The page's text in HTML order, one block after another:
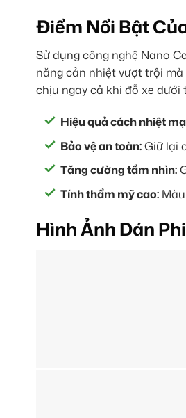
Điểm Nổi Bật
Sử dụng công nghệ Nano
năng cản nhiệt vượt trội
chịu ngay cả khi đỗ xe dưới
Hiệu quả cách nhiệt
Bảo vệ an toàn:Giữ lại
Tăng cường tầm nhìn:
Tính thẩm mỹ cao:
Hình Ảnh Dán